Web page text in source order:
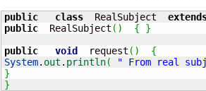
public class RealSubject
public RealSubject ( ) {
}
public
void request ( )
{
System. out . println( " From real
}
}